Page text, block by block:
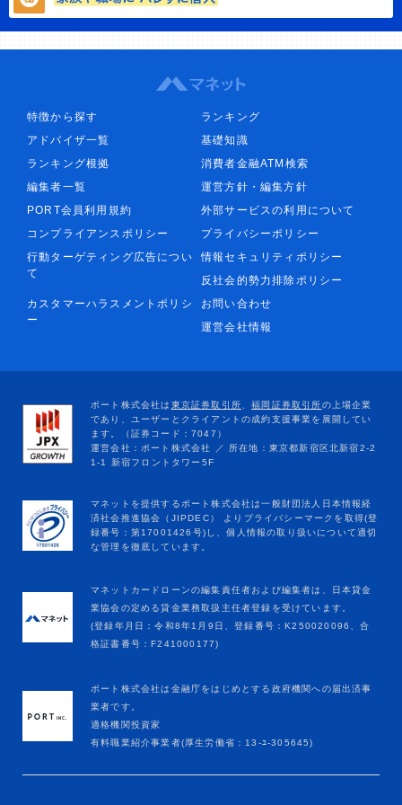
特徴から探す
ランキング
アドバイザ一覧
基礎知識
ランキング根拠
消費者金融ATM検索
編集者一覧
運営方針・編集方針
PORT会員利用規約
外部サービスの利用について
コンプライアンスポリシー
プライバシーポリシー
行動ターゲティング広告につい
て
情報セキュリティポリシー
反社会的勢力排除ポリシー
カスタマーハラスメントポリシ
ー
お問い合わせ
運営会社情報
マネットカードローンの編集責任者および編集者は、日本貸金
業協会の定める貸金業務取扱主任者登録を受けています。
(登録年月日：令和8年1月9日、登録番号：K250020096、合
格証書番号：F241000177)
ポート株式会社は金融庁をはじめとする政府機関への届出済事
業者です。
適格機関投資家
有料職業紹介事業者(厚生労働省：13-ﾕ-305645)